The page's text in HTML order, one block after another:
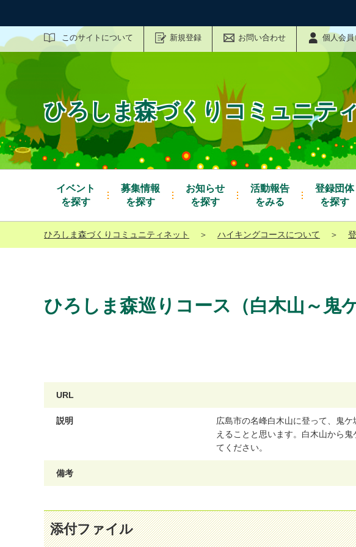
このサイトについて 新規登録 お問い合わせ 個人会
サイト内検索
ひろしま森づくりコミュニテ
イベント
を探す
募集情報
を探す
お知らせ
を探す
活動報告
をみる
登録団体
を探す
ひろしま森づくりコミュニティネット ＞ ハイキングコースについて ＞
ひろしま森巡りコース（白木山～鬼
URL
説明 広島市の名峰白木山に登って 鬼ケ
え る こ と と 思います。 白木山から 鬼
て く ださ い。
備考
添付ファイル